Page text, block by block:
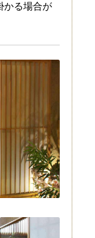
かる場合が